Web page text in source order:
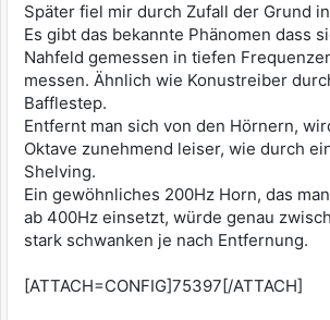
Später fiel mir durch Zufall der Grund
Es gibt das bekannte Phänomen dass
Nahfeld gemessen in tiefen
messen. Ähnlich wie Konustreiber
Bafflestep.
Entfernt man sich von den Hörnern,
Oktave zunehmend leiser, wie durch
Shelving.
Ein gewöhnliches 200Hz Horn, das
ab 400Hz einsetzt, würde genau
stark schwanken je nach Entfernung.
[ATTACH=CONFIG]75397[/ATTACH]